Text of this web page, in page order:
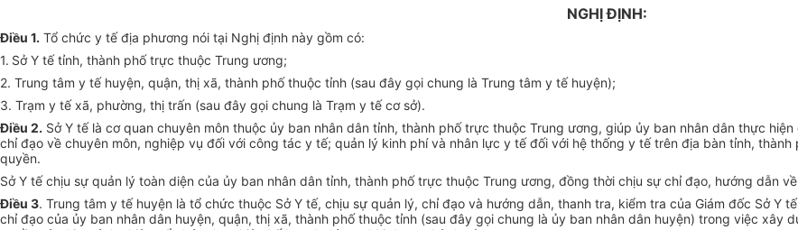
NGHỊ ĐỊNH:
Điều 1. Tổ chức y tế địa phương nói tại Nghị định này gồm có:
1. Sở Y tế tỉnh, thành phố trực thuộc Trung ương;
2. Trung tâm y tế huyện, quận, thị xã, thành phố thuộc tỉnh (sau đây gọi chung là Trung tâm y tế huyện);
3. Trạm y tế xã, phường, thị trấn (sau đây gọi chung là Trạm y tế cơ sở).
Điều 2. Sở Y tế là cơ quan chuyên môn thuộc ủy ban nhân dân tỉnh, thành phố trực thuộc Trung ương, giúp ủy ban nhân dân thực
chỉ đạo về chuyên môn, nghiệp vụ đối với công tác y tế; quản lý kinh phí và nhân lực y tế đối với hệ thống y tế trên địa bàn tỉnh,
quyền.
Sở Y tế chịu sự quản lý toàn diện của ủy ban nhân dân tỉnh, thành phố trực thuộc Trung ương, đồng thời chịu sự chỉ đạo, hướng dẫn
Điều 3. Trung tâm y tế huyện là tổ chức thuộc Sở Y tế, chịu sự quản lý, chỉ đạo và hướng dẫn, thanh tra, kiểm tra của Giám đốc Sở Y
chỉ đạo của ủy ban nhân dân huyện, quận, thị xã, thành phố thuộc tỉnh (sau đây gọi chung là ủy ban nhân dân huyện) trong việc xây